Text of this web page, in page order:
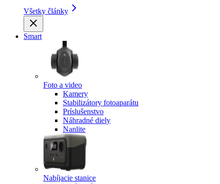
Všetky články
Smart
Foto a video
Kamery
Stabilizátory fotoaparátu
Príslušenstvo
Náhradné diely
Nanlite
Nabíjacie stanice